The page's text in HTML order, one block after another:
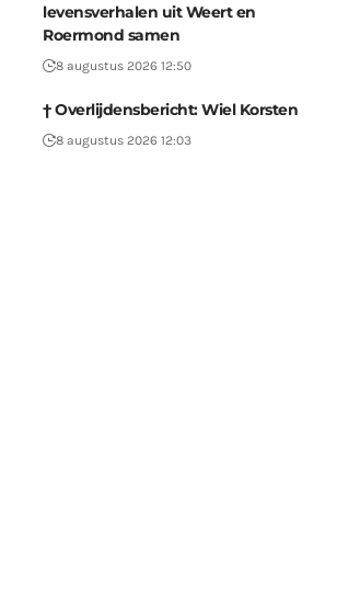
levensverhalen uit Weert en
Roermond samen
8 augustus 2026 12:50
† Overlijdensbericht: Wiel Korsten
8 augustus 2026 12:03